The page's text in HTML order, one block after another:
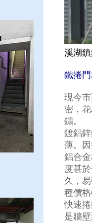
溪湖
鐵捲
現今
密，
鏽。
鍍鋁
薄。
鋁合
度甚
久，
種價
快速
是牆